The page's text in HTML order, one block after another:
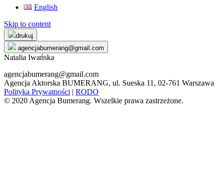
English
Skip to content
drukuj
agencjabumerang@gmail.com
Natalia Iwańska
agencjabumerang@gmail.com
Agencja Aktorska BUMERANG, ul. Sueska 11, 02-761 Warszawa
Polityka Prywatności | RODO
© 2020 Agencja Bumerang. Wszelkie prawa zastrzeżone.